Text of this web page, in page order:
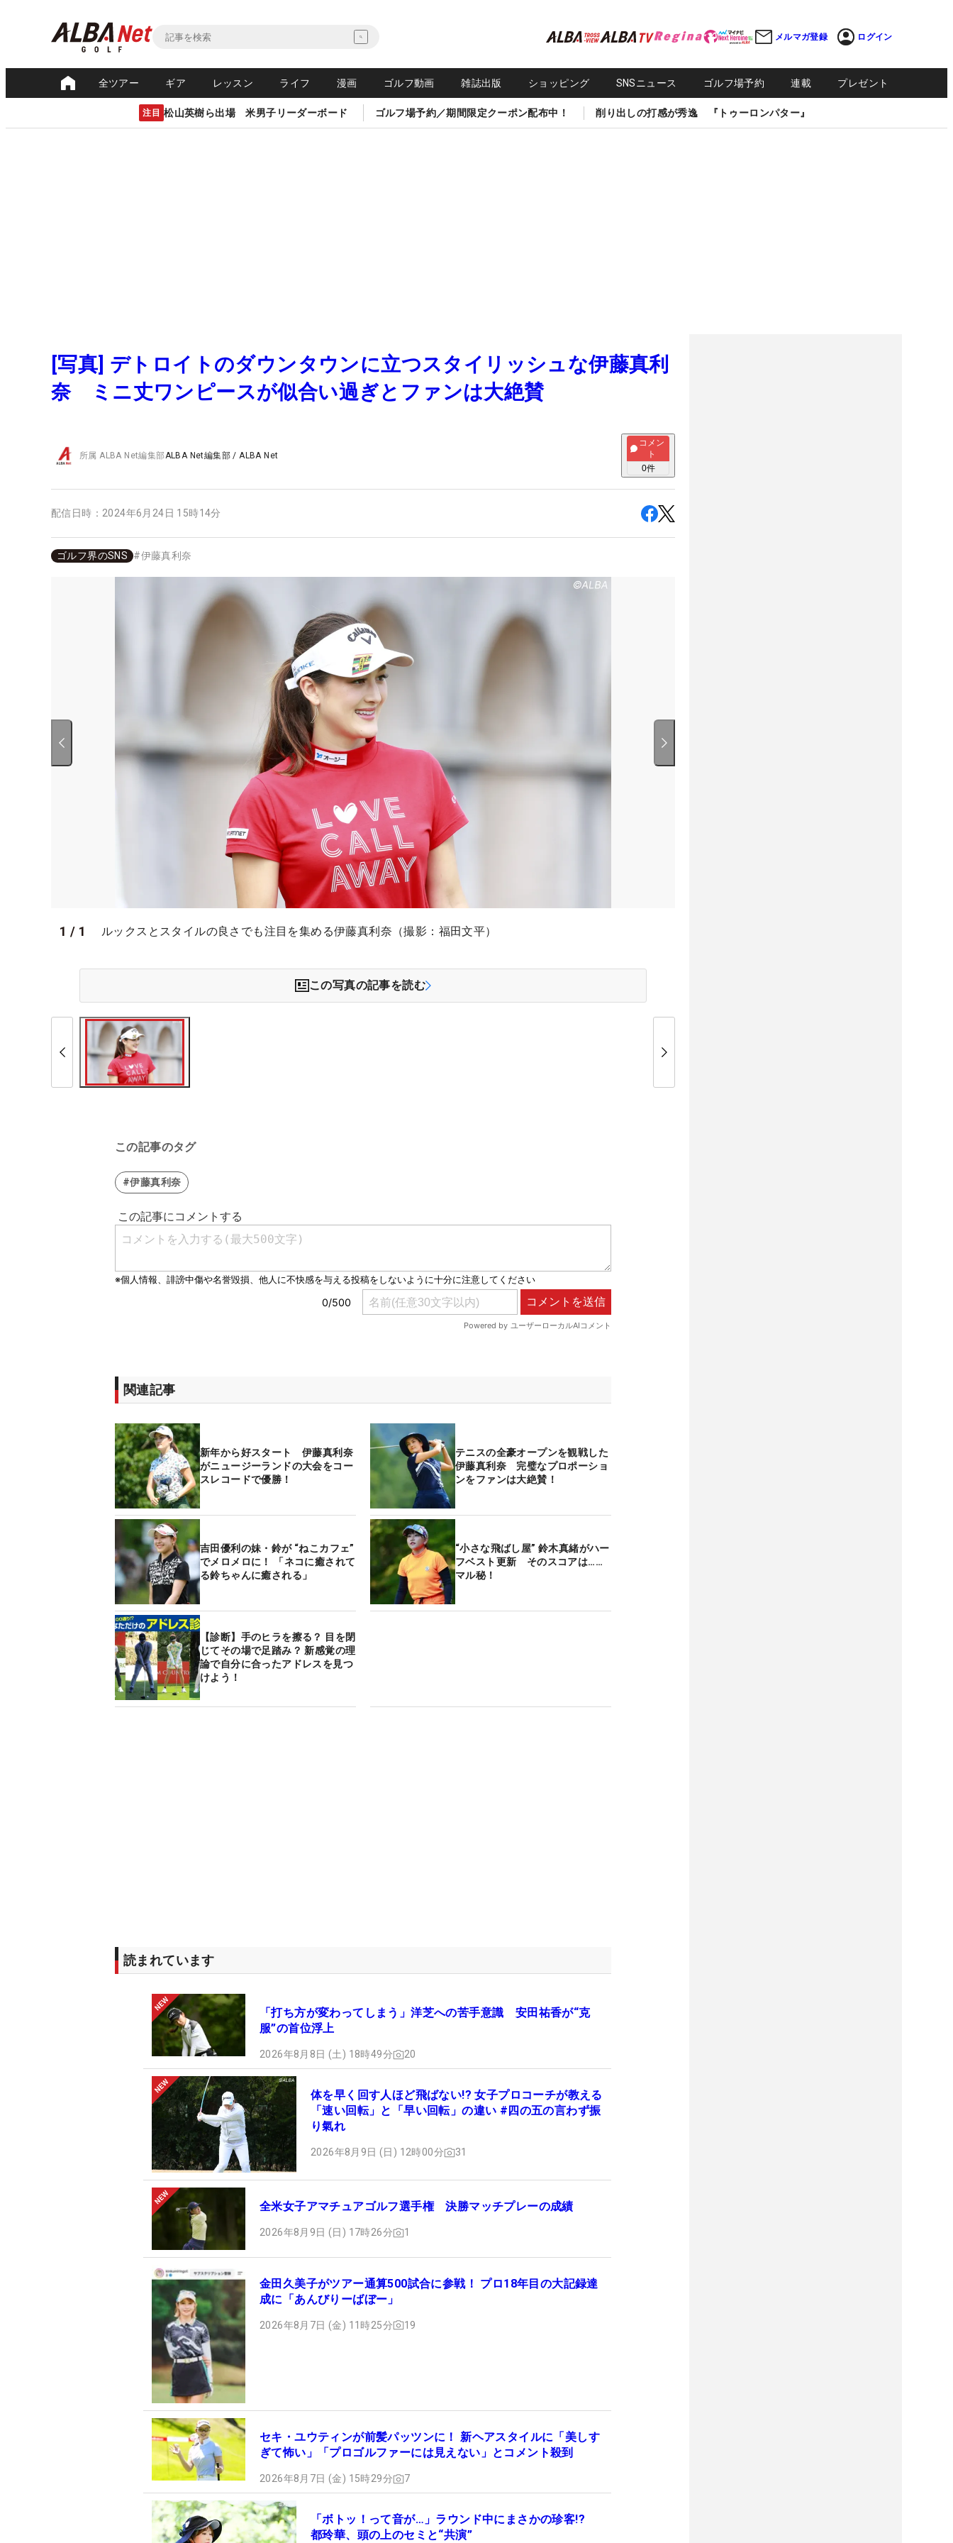
メルマガ登録 ログイン
全ツアー ギア レッスン ライフ 漫画 ゴルフ動画 雑誌出版 ショッピング SNSニュース ゴルフ場予約 連載 プレゼント
注目 松山英樹ら出場 米男子リーダーボード ゴルフ場予約／期間限定クーポン配布中！ 削り出しの打感が秀逸 『トゥーロンパター』
[写真] デトロイトのダウンタウンに立つスタイリッシュな伊藤真利
奈 ミニ丈ワンピースが似合い過ぎとファンは大絶賛
所属ALBA Net編集部ALBA Net編集部 /ALBA Net
コメン
ト
0件
配信日時： 2024年6月24日 15時14分
ゴルフ界のSNS #伊藤真利奈
1 / 1 ルックスとスタイルの良さでも注目を集める伊藤真利奈（撮影：福田文平）
この写真の記事を読む
この記事のタグ
#伊藤真利奈
関連記事
新年から好スタート 伊藤真利奈
がニュージーランドの大会をコー
スレコードで優勝！
テニスの全豪オープンを観戦した
伊藤真利奈 完璧なプロポーショ
ンをファンは大絶賛！
吉田優利の妹・鈴が “ねこカフェ”
でメロメロに！ 「ネコに癒されて
る鈴ちゃんに癒される」
“小さな飛ばし屋” 鈴木真緒がハー
フベスト更新 そのスコアは……
マル秘！
【診断】手のヒラを擦る？ 目を閉
じてその場で足踏み？ 新感覚の理
論で自分に合ったアドレスを見つ
けよう！
読まれています
「打ち方が変わってしまう」洋芝への苦手意識 安田祐香が“克
服”の首位浮上
2026年8月8日 (土) 18時49分 20
体を早く回す人ほど飛ばない!? 女子プロコーチが教える
「速い回転」と「早い回転」の違い #四の五の言わず振
り氣れ
2026年8月9日 (日) 12時00分 31
全米女子アマチュアゴルフ選手権 決勝マッチプレーの成績
2026年8月9日 (日) 17時26分 1
金田久美子がツアー通算500試合に参戦！ プロ18年目の大記録達
成に「あんびりーばぼー」
2026年8月7日 (金) 11時25分 19
セキ・ユウティンが前髪パッツンに！ 新ヘアスタイルに「美しす
ぎて怖い」「プロゴルファーには見えない」とコメント殺到
2026年8月7日 (金) 15時29分 7
「ボトッ！って音が…」ラウンド中にまさかの珍客!?
都玲華、頭の上のセミと“共演”